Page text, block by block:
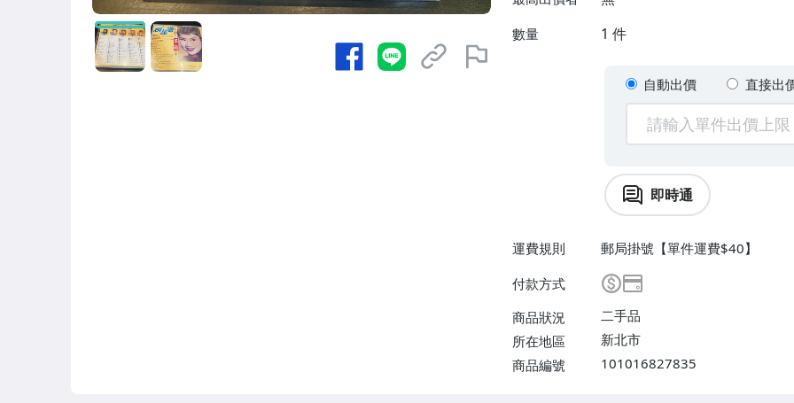
數量 1 件
自動出價 直接出
即時通
運費規則
郵局掛號【單件運費$40】
付款方式
商品狀況
二手品
所在地區
新北市
商品編號
101016827835